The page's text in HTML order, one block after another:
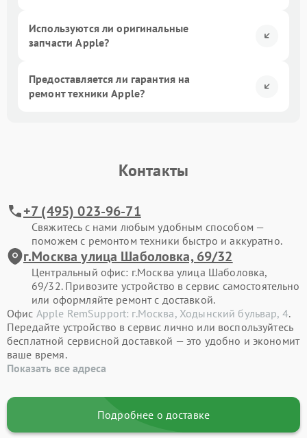
Используются ли оригинальные
запчасти Apple?
Предоставляется ли гарантия на
ремонт техники Apple?
Контакты
+7 (495) 023-96-71
Свяжитесь с нами любым удобным способом —
поможем с ремонтом техники быстро и аккуратно.
г.Москва улица Шаболовка, 69/32
Центральный офис: г.Москва улица Шаболовка,
69/32. Привозите устройство в сервис самостоятельно
или оформляйте ремонт с доставкой.
Офис Apple RemSupport: г.Москва, Ходынский бульвар, 4.
Передайте устройство в сервис лично или воспользуйтесь
бесплатной сервисной доставкой — это удобно и экономит
ваше время.
Показать все адреса
Подробнее о доставке